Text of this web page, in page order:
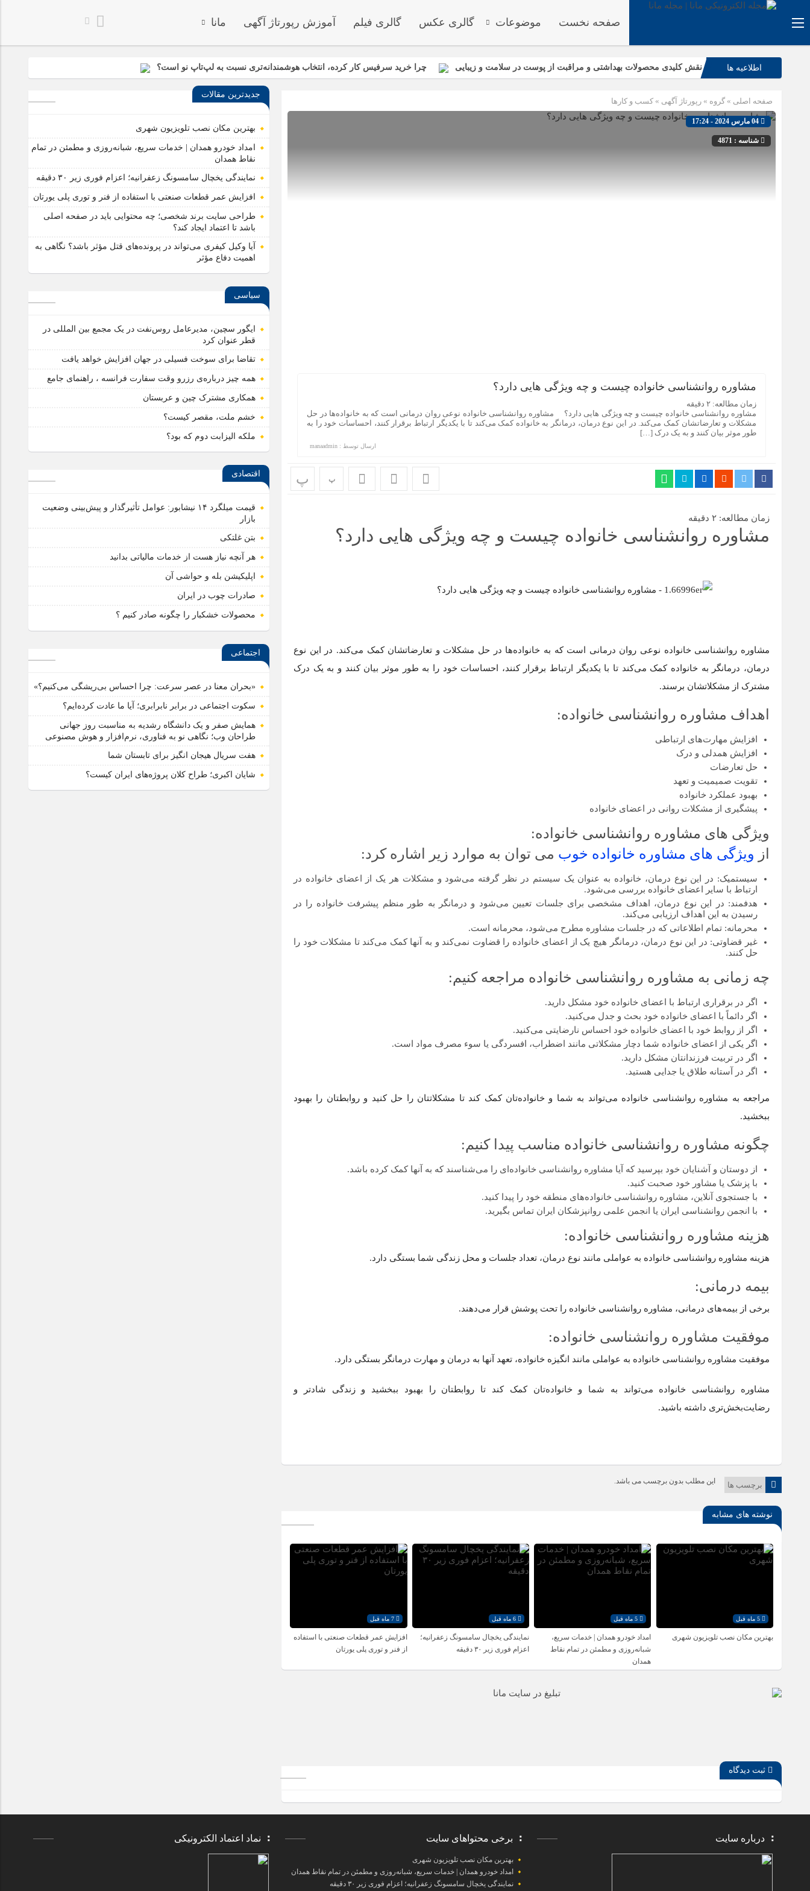
صفحه نخست موضوعات گالری عکس گالری فیلم آموزش رپورتاژ آگهی مانا
اطلاعیه ها نقش کلیدی محصولات بهداشتی و مراقبت از پوست در سلامت و زیبایی چرا خرید سرفیس کار کرده، انتخاب هوشمندانه‌تری نسبت به لپ‌تاپ نو است؟
ریشه‌کنی قطعی ساس: بررسی روش‌های طبیعی، تخم‌گذاری، نیش ساس و بهترین سموم مخصوص ساس اجزای تعیین کننده قدرت و مانور پاراموتور
رتبه‌های برتر تیزهوشان ۱۴۰۴ چه کلاس‌هایی را انتخاب کردند؟
صفحه اصلی » گروه » رپورتاژ آگهی » کسب و کارها
شناسه : 4871
مشاوره روانشناسی خانواده چیست و چه ویژگی هایی دارد؟
زمان مطالعه:۲ دقیقه
مشاوره روانشناسی خانواده چیست و چه ویژگی هایی دارد؟ مشاوره روانشناسی خانواده نوعی روان درمانی است که به خانواده‌ها در حل
مشکلات و تعارضاتشان کمک می‌کند. در این نوع درمان، درمانگر به خانواده کمک می‌کند تا با یکدیگر ارتباط برقرار کنند، احساسات خود را به
طور موثر بیان کنند و به یک درک […]
ارسال توسط : manaadmin
پ پ
زمان مطالعه: ۲ دقیقه
مشاوره روانشناسی خانواده چیست و چه ویژگی هایی دارد؟
مشاوره روانشناسی خانواده نوعی روان درمانی است که به خانواده‌ها در حل مشکلات و تعارضاتشان کمک می‌کند. در این نوع
درمان، درمانگر به خانواده کمک می‌کند تا با یکدیگر ارتباط برقرار کنند، احساسات خود را به طور موثر بیان کنند و به یک درک
مشترک از مشکلاتشان برسند.
اهداف مشاوره روانشناسی خانواده:
افزایش مهارت‌های ارتباطی
افزایش همدلی و درک
حل تعارضات
تقویت صمیمیت و تعهد
بهبود عملکرد خانواده
پیشگیری از مشکلات روانی در اعضای خانواده
ویژگی های مشاوره روانشناسی خانواده:
از ویژگی های مشاوره خانواده خوب می توان به موارد زیر اشاره کرد:
سیستمیک: در این نوع درمان، خانواده به عنوان یک سیستم در نظر گرفته می‌شود و مشکلات هر یک از اعضای خانواده در
ارتباط با سایر اعضای خانواده بررسی می‌شود.
هدفمند: در این نوع درمان، اهداف مشخصی برای جلسات تعیین می‌شود و درمانگر به طور منظم پیشرفت خانواده را در
رسیدن به این اهداف ارزیابی می‌کند.
محرمانه: تمام اطلاعاتی که در جلسات مشاوره مطرح می‌شود، محرمانه است.
غیر قضاوتی: در این نوع درمان، درمانگر هیچ یک از اعضای خانواده را قضاوت نمی‌کند و به آنها کمک می‌کند تا مشکلات خود را
حل کنند.
چه زمانی به مشاوره روانشناسی خانواده مراجعه کنیم:
اگر در برقراری ارتباط با اعضای خانواده خود مشکل دارید.
اگر دائماً با اعضای خانواده خود بحث و جدل می‌کنید.
اگر از روابط خود با اعضای خانواده خود احساس نارضایتی می‌کنید.
اگر یکی از اعضای خانواده شما دچار مشکلاتی مانند اضطراب، افسردگی یا سوء مصرف مواد است.
اگر در تربیت فرزندانتان مشکل دارید.
اگر در آستانه طلاق یا جدایی هستید.
مراجعه به مشاوره روانشناسی خانواده می‌تواند به شما و خانواده‌تان کمک کند تا مشکلاتتان را حل کنید و روابطتان را بهبود
ببخشید.
چگونه مشاوره روانشناسی خانواده مناسب پیدا کنیم:
از دوستان و آشنایان خود بپرسید که آیا مشاوره روانشناسی خانواده‌ای را می‌شناسند که به آنها کمک کرده باشد.
با پزشک یا مشاور خود صحبت کنید.
با جستجوی آنلاین، مشاوره روانشناسی خانواده‌های منطقه خود را پیدا کنید.
با انجمن روانشناسی ایران یا انجمن علمی روانپزشکان ایران تماس بگیرید.
هزینه مشاوره روانشناسی خانواده:
هزینه مشاوره روانشناسی خانواده به عواملی مانند نوع درمان، تعداد جلسات و محل زندگی شما بستگی دارد.
بیمه درمانی:
برخی از بیمه‌های درمانی، مشاوره روانشناسی خانواده را تحت پوشش قرار می‌دهند.
موفقیت مشاوره روانشناسی خانواده:
موفقیت مشاوره روانشناسی خانواده به عواملی مانند انگیزه خانواده، تعهد آنها به درمان و مهارت درمانگر بستگی دارد.
مشاوره روانشناسی خانواده می‌تواند به شما و خانواده‌تان کمک کند تا روابطتان را بهبود ببخشید و زندگی شادتر و
رضایت‌بخش‌تری داشته باشید.
برچسب ها این مطلب بدون برچسب می باشد.
نوشته های مشابه
5 ماه قبل
بهترین مکان نصب تلویزیون شهری
امداد خودرو همدان | خدمات سریع،
شبانه‌روزی و مطمئن در تمام نقاط
همدان
6 ماه قبل
نمایندگی یخچال سامسونگ زعفرانیه؛
اعزام فوری زیر ۳۰ دقیقه
7 ماه قبل
افزایش عمر قطعات صنعتی با استفاده
از فنر و توری پلی یورتان
ثبت دیدگاه
جدیدترین مقالات
بهترین مکان نصب تلویزیون شهری
امداد خودرو همدان | خدمات سریع، شبانه‌روزی و مطمئن در تمام
نقاط همدان
نمایندگی یخچال سامسونگ زعفرانیه؛ اعزام فوری زیر ۳۰ دقیقه
افزایش عمر قطعات صنعتی با استفاده از فنر و توری پلی یورتان
طراحی سایت برند شخصی؛ چه محتوایی باید در صفحه اصلی
باشد تا اعتماد ایجاد کند؟
آیا وکیل کیفری می‌تواند در پرونده‌های قتل مؤثر باشد؟ نگاهی به
اهمیت دفاع مؤثر
سیاسی
ایگور سچین، مدیرعامل روس‌نفت در یک مجمع بین المللی در
قطر عنوان کرد
تقاضا برای سوخت فسیلی در جهان افزایش خواهد یافت
همه چیز درباره‌ی رزرو وقت سفارت فرانسه ، راهنمای جامع
همکاری مشترک چین و عربستان
خشم ملت، مقصر کیست؟
ملکه الیزابت دوم که بود؟
اقتصادی
قیمت میلگرد ۱۴ نیشابور: عوامل تأثیرگذار و پیش‌بینی وضعیت
بازار
بتن غلتکی
هر آنچه نیاز هست از خدمات مالیاتی بدانید
اپلیکیشن بله و حواشی آن
صادرات چوب در ایران
محصولات خشکبار را چگونه صادر کنیم ؟
اجتماعی
«بحران معنا در عصر سرعت: چرا احساس بی‌ریشگی می‌کنیم؟»
سکوت اجتماعی در برابر نابرابری؛ آیا ما عادت کرده‌ایم؟
همایش صفر و یک دانشگاه رشدیه به مناسبت روز جهانی
طراحان وب؛ نگاهی نو به فناوری، نرم‌افزار و هوش مصنوعی
هفت سریال هیجان انگیز برای تابستان شما
شایان اکبری؛ طراح کلان پروژه‌های ایران کیست؟
درباره سایت برخی محتواهای سایت
بهترین مکان نصب تلویزیون شهری
امداد خودرو همدان | خدمات سریع، شبانه‌روزی و مطمئن در تمام نقاط همدان
نمایندگی یخچال سامسونگ زعفرانیه؛ اعزام فوری زیر ۳۰ دقیقه
نماد اعتماد الکترونیکی